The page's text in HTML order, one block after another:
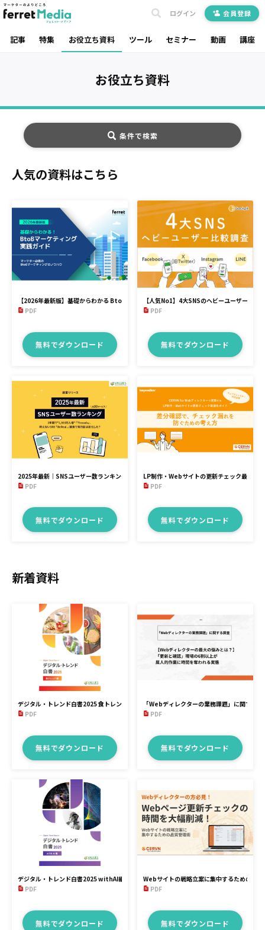
記事 特集 お役立ち資料 ツール セミナー 動画 講座
ログイン 会員登録
お役立ち資料
条件で検索
人気の資料はこちら
【2026年最新版】基礎からわかる BtoBマーケティング実践ガイド
PDF
無料でダウンロード
【人気No1】4大SNSのヘビーユーザーを比
PDF
無料でダウンロード
2025年最新｜SNSユーザー数ランキング
PDF
無料でダウンロード
LP制作・Webサイトの更新チェック最適化
PDF
無料でダウンロード
新着資料
デジタル・トレンド白書2025 食トレンド編
PDF
無料でダウンロード
「Webディレクターの業務課題」に関する
PDF
無料でダウンロード
デジタル・トレンド白書2025 withAI編
PDF
無料でダウンロード
Webサイトの戦略立案に集中するための品質
PDF
無料でダウンロード